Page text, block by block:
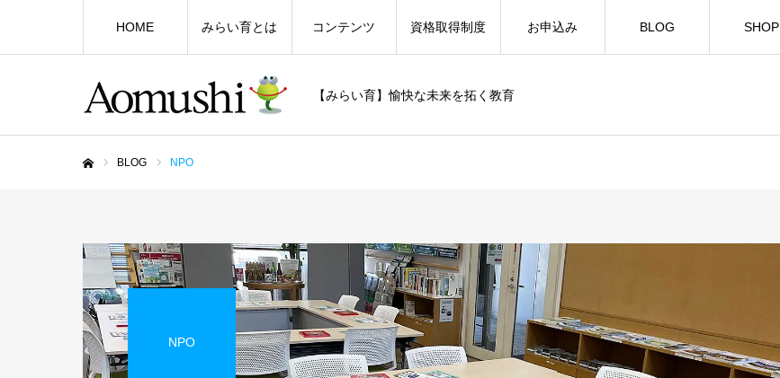
【みらい育】愉快な未来を拓く教育
HOME みらい育とは コンテンツ 資格取得制度 お申込み BLOG SHOP
BLOG NPO
NPO